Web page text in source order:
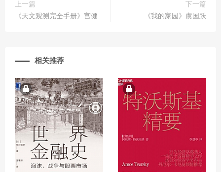
上一篇
《天文观测完全手册》宫健
下一篇
《我的家园》虞国跃
相关推荐